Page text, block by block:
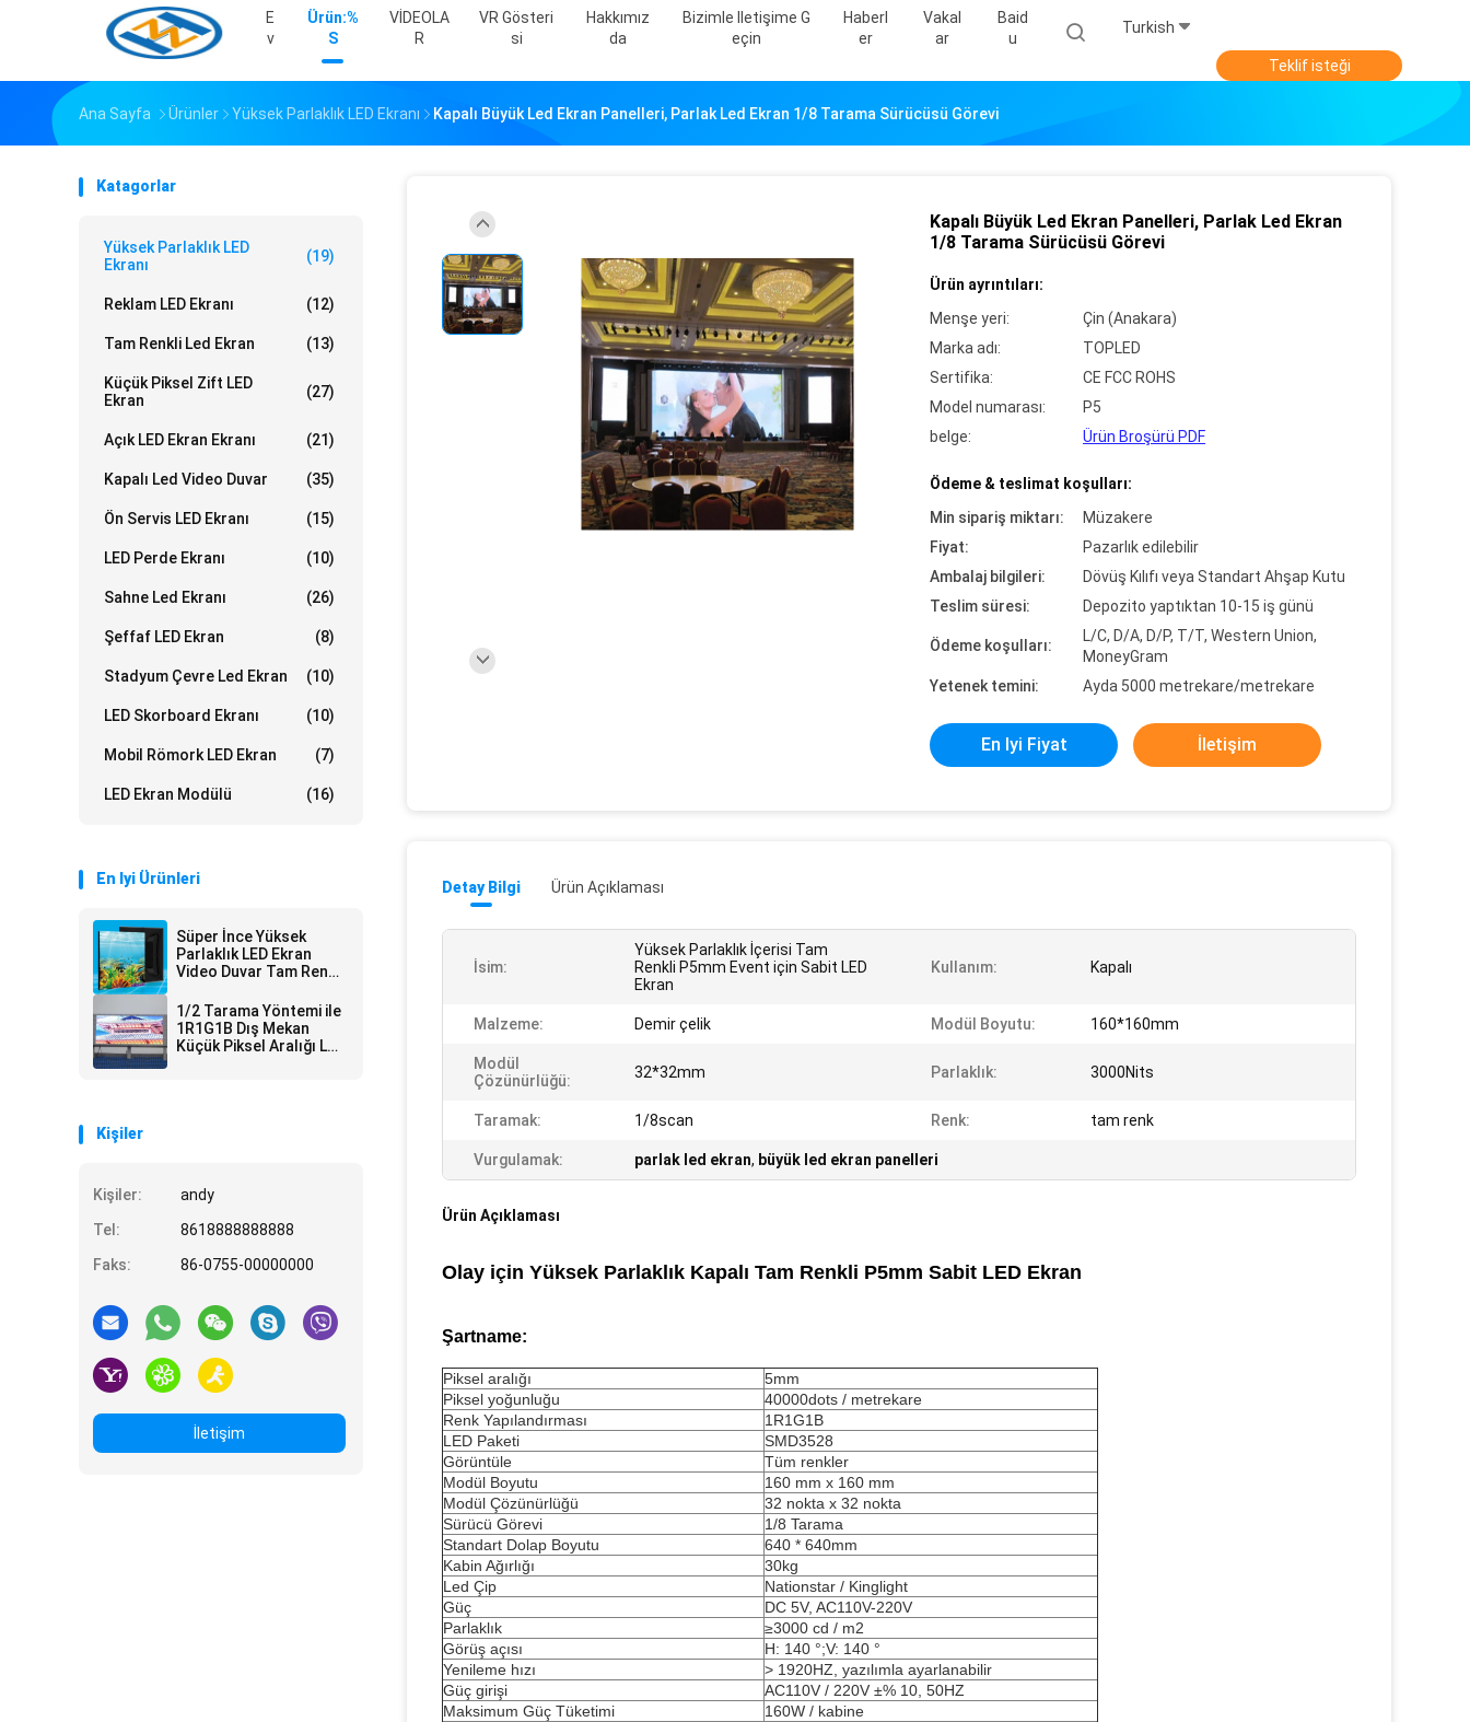
E
V
Ürün:%
S
VİDEOLA
R
VR Gösteri
Si
Hakkımız
Da
Bizimle Iletişime G
Eçin
Haberl
Er
Vakal
Ar
Baid
U
Turkish
Teklif isteği
Ana Sayfa Ürünler Yüksek Parlaklık LED Ekranı Kapalı Büyük Led Ekran Panelleri, Parlak Led Ekran 1/8 Tarama Sürücüsü Görevi
Katagorlar
Yüksek Parlaklık LED
Ekranı
(19)
Reklam LED Ekranı (12)
Tam Renkli Led Ekran (13)
Küçük Piksel Zift LED
Ekran
(27)
Açık LED Ekran Ekranı (21)
Kapalı Led Video Duvar (35)
Ön Servis LED Ekranı (15)
LED Perde Ekranı (10)
Sahne Led Ekranı (26)
Şeffaf LED Ekran (8)
Stadyum Çevre Led Ekran (10)
LED Skorboard Ekranı (10)
Mobil Römork LED Ekran (7)
LED Ekran Modülü (16)
En Iyi Ürünleri
Süper İnce Yüksek
Parlaklık LED Ekran
Video Duvar Tam Renkli
1/2 Tarama Yöntemi ile
1R1G1B Dış Mekan
Küçük Piksel Aralığı Led
Kişiler
Kişiler:
andy
Tel:
8618888888888
Faks:
86-0755-00000000
İletişim
Kapalı Büyük Led Ekran Panelleri, Parlak Led Ekran
1/8 Tarama Sürücüsü Görevi
Ürün ayrıntıları:
Menşe yeri:
Çin (Anakara)
Marka adı:
TOPLED
Sertifika:
CE FCC ROHS
Model numarası:
P5
belge:
Ürün Broşürü PDF
Ödeme & teslimat koşulları:
Min sipariş miktarı:
Müzakere
Fiyat:
Pazarlık edilebilir
Ambalaj bilgileri:
Dövüş Kılıfı veya Standart Ahşap Kutu
Teslim süresi:
Depozito yaptıktan 10-15 iş günü
Ödeme koşulları:
L/C, D/A, D/P, T/T, Western Union,
MoneyGram
Yetenek temini:
Ayda 5000 metrekare/metrekare
En Iyi Fiyat İletişim
Detay Bilgi Ürün Açıklaması
İsim:
Yüksek Parlaklık İçerisi Tam
Renkli P5mm Event için Sabit LED
Ekran
Kullanım: Kapalı
Malzeme: Demir çelik Modül Boyutu: 160*160mm
Modül
Çözünürlüğü:
32*32mm Parlaklık: 3000Nits
Taramak: 1/8scan Renk: tam renk
Vurgulamak: parlak led ekran, büyük led ekran panelleri
Ürün Açıklaması
Olay için Yüksek Parlaklık Kapalı Tam Renkli P5mm Sabit LED Ekran
Şartname:
Piksel aralığı
5mm
Piksel yoğunluğu
40000dots / metrekare
Renk Yapılandırması
1R1G1B
LED Paketi
SMD3528
Görüntüle
Tüm renkler
Modül Boyutu
160 mm x 160 mm
Modül Çözünürlüğü
32 nokta x 32 nokta
Sürücü Görevi
1/8 Tarama
Standart Dolap Boyutu
640 * 640mm
Kabin Ağırlığı
30kg
Led Çip
Nationstar / Kinglight
Güç
DC 5V, AC110V-220V
Parlaklık
≥3000 cd / m2
Görüş açısı
H: 140 °;V: 140 °
Yenileme hızı
> 1920HZ, yazılımla ayarlanabilir
Güç girişi
AC110V / 220V ±% 10, 50HZ
Maksimum Güç Tüketimi
160W / kabine